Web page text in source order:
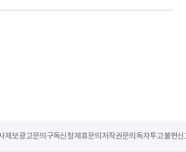
제보광고문의 구독신청제휴문의 저작권문의 독자투고불편신